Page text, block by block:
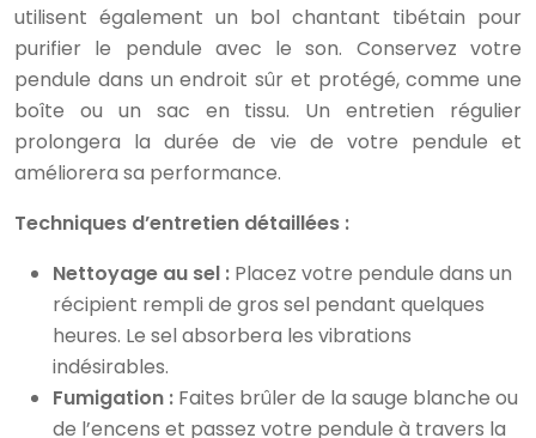
utilisent également un bol chantant tibétain pour
purifier le pendule avec le son. Conservez votre
pendule dans un endroit sûr et protégé, comme une
boîte ou un sac en tissu. Un entretien régulier
prolongera la durée de vie de votre pendule et
améliorera sa performance.
Techniques d’entretien détaillées :
Nettoyage au sel : Placez votre pendule dans un
récipient rempli de gros sel pendant quelques
heures. Le sel absorbera les vibrations
indésirables.
Fumigation : Faites brûler de la sauge blanche ou
de l’encens et passez votre pendule à travers la